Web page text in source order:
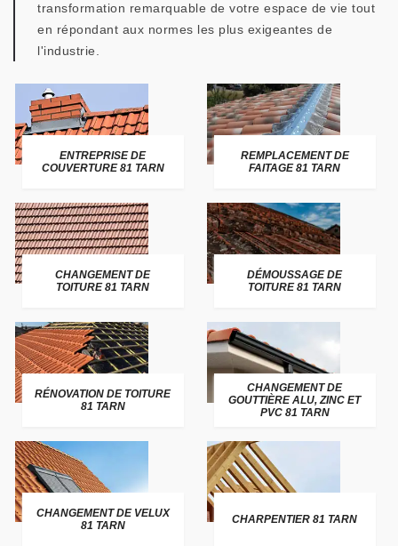
transformation remarquable de votre espace de vie tout
en répondant aux normes les plus exigeantes de
l'industrie.
ENTREPRISE DE
COUVERTURE 81 TARN
REMPLACEMENT DE
FAITAGE 81 TARN
CHANGEMENT DE
TOITURE 81 TARN
DÉMOUSSAGE DE
TOITURE 81 TARN
RÉNOVATION DE TOITURE
81 TARN
CHANGEMENT DE
GOUTTIÈRE ALU, ZINC ET
PVC 81 TARN
CHANGEMENT DE VELUX
81 TARN
CHARPENTIER 81 TARN